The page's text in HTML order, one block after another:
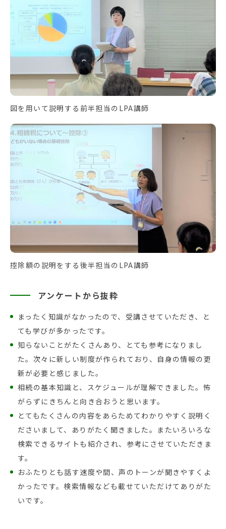
図を用いて説明する前半担当のLPA講師
控除額の説明をする後半担当のLPA講師
アンケートから抜粋
まったく知識がなかったので、受講させていただき、と
ても学びが多かったです。
知らないことがたくさんあり、とても参考になりまし
た。次々に新しい制度が作られており、自身の情報の更
新が必要と感じました。
相続の基本知識と、スケジュールが理解できました。怖
がらずにきちんと向き合おうと思います。
とてもたくさんの内容をあらためてわかりやすく説明く
ださいまして、ありがたく聞きました。またいろいろな
検索できるサイトも紹介され、参考にさせていただきま
す。
おふたりとも話す速度や間、声のトーンが聞きやすくよ
かったです。検索情報なども載せていただけてありがた
いです。